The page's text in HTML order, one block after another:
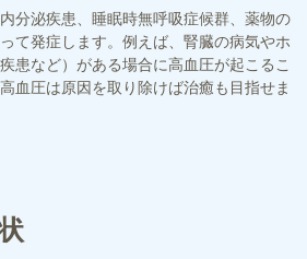
分泌疾患、睡眠時無呼吸症候群、薬物の
て発症します。例えば、腎臓の病気やホ
患など）がある場合に高血圧が起こるこ
血圧は原因を取り除けば治癒も目指せま